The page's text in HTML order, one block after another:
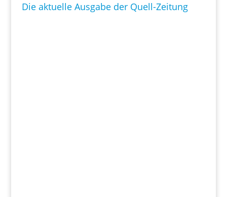
Die aktuelle Ausgabe der Quell-Zeitung